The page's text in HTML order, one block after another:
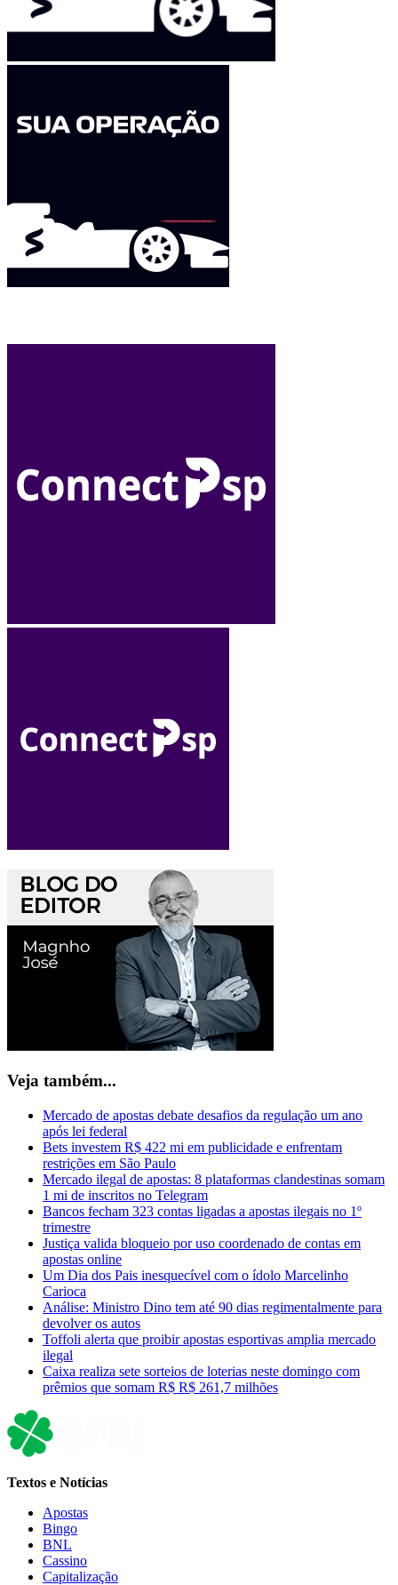
Veja também...
Mercado de apostas debate desafios da regulação um ano
após lei federal
Bets investem R$ 422 mi em publicidade e enfrentam
restrições em São Paulo
Mercado ilegal de apostas: 8 plataformas clandestinas somam
1 mi de inscritos no Telegram
Bancos fecham 323 contas ligadas a apostas ilegais no 1º
trimestre
Justiça valida bloqueio por uso coordenado de contas em
apostas online
Um Dia dos Pais inesquecível com o ídolo Marcelinho
Carioca
Análise: Ministro Dino tem até 90 dias regimentalmente para
devolver os autos
Toffoli alerta que proibir apostas esportivas amplia mercado
ilegal
Caixa realiza sete sorteios de loterias neste domingo com
prêmios que somam R$ R$ 261,7 milhões
Textos e Notícias
Apostas
Bingo
BNL
Cassino
Capitalização